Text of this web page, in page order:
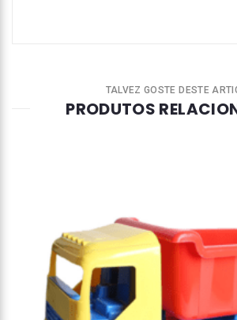
TALVEZ GOSTE DESTE
PRODUTOS